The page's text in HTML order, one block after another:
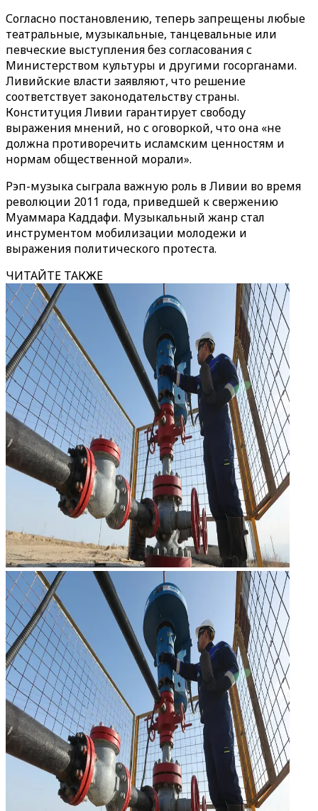
Согласно постановлению, теперь запрещены любые
театральные, музыкальные, танцевальные или
певческие выступления без согласования с
Министерством культуры и другими госорганами.
Ливийские власти заявляют, что решение
соответствует законодательству страны.
Конституция Ливии гарантирует свободу
выражения мнений, но с оговоркой, что она «не
должна противоречить исламским ценностям и
нормам общественной морали».
Рэп-музыка сыграла важную роль в Ливии во время
революции 2011 года, приведшей к свержению
Муаммара Каддафи. Музыкальный жанр стал
инструментом мобилизации молодежи и
выражения политического протеста.
ЧИТАЙТЕ ТАКЖЕ